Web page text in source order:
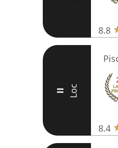
8.8
II Loc
8.4